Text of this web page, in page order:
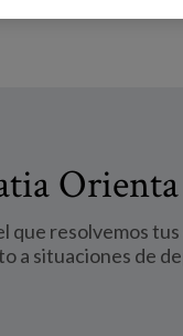
Orienta
que resolvemos tus
a situaciones de